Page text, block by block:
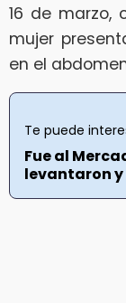
16 de marzo,
mujer
en el
Te puede
Fue al
levantaron